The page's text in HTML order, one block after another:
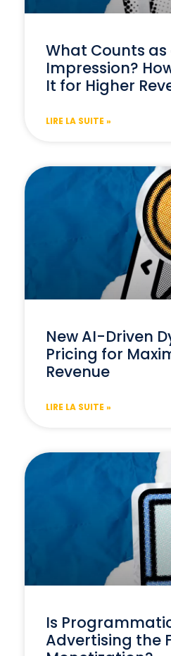
What Counts as
Impression?
It for Higher
LIRE LA SUITE »
New AI-Driven
Pricing for
Revenue
LIRE LA SUITE »
Is
Advertising the